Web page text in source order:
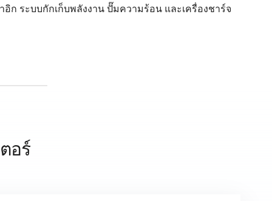
ก ระบบกักเก็บพลังงาน ปั๊มความร้อน และเครื่องชาร์จ
อร์